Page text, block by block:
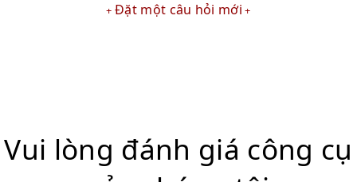
Đặt một câu hỏi mới
Vui lòng đánh giá công cụ